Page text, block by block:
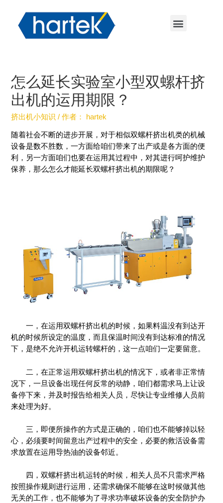
怎么延长实验室小型双螺杆挤
出机的运用期限？
挤出机小知识 / 作者： hartek
随着社会不断的进步开展，对于相似双螺杆挤出机类的机械
设备是数不胜数，一方面给咱们带来了出产或是各方面的便
利，另一方面咱们也要在运用其过程中，对其进行呵护维护
保养，那么怎么才能延长双螺杆挤出机的期限呢？
一，在运用双螺杆挤出机的时候，如果料温没有到达开
机的时候所设定的温度，而且保温时间没有到达标准的情况
下，是绝不允许开机运转螺杆的，这一点咱们一定要留意。
二，在正常运用双螺杆挤出机的情况下，或者非正常情
况下，一旦设备出现任何反常的动静，咱们都需求马上让设
备停下来，并及时报告给相关人员，尽快让专业维修人员前
来处理为好。
三，即便所操作的方式是正确的，咱们也不能够掉以轻
心，必须要时间留意出产过程中的安全，必要的救活设备需
求放置在运用导热油的设备邻近。
四，双螺杆挤出机运转的时候，相关人员不只需求严格
按照操作规则进行运用，还需求确保不能够在这时候做其他
无关的工作，也不能够为了寻求功率破坏设备的安全防护办